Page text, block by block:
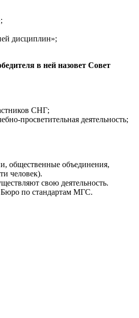
дисциплин»;
в ней назовет Совет
СНГ;
просветительная деятельность;
общественные объединения,
человек).
свою деятельность.
Бюро по стандартам МГС.